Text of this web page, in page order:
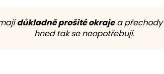
důkladně prošité okrajea přechody
hned tak se neopotřebují.